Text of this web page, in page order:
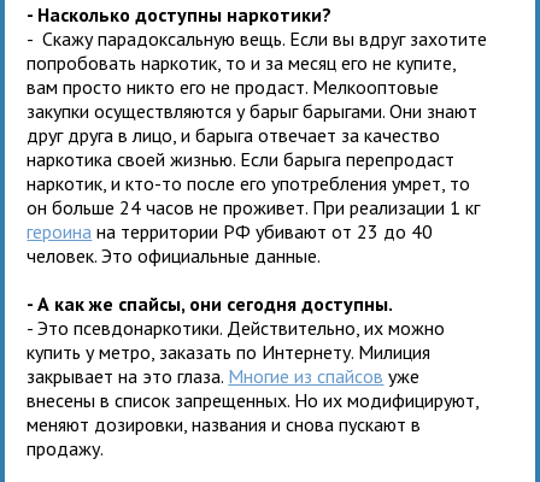
- Насколько доступны наркотики?
- Скажу парадоксальную вещь. Если вы вдруг захотите
попробовать наркотик, то и за месяц его не купите,
вам просто никто его не продаст. Мелкооптовые
закупки осуществляются у барыг барыгами. Они знают
друг друга в лицо, и барыга отвечает за качество
наркотика своей жизнью. Если барыга перепродаст
наркотик, и кто-то после его употребления умрет, то
он больше 24 часов не проживет. При реализации 1 кг
героина на территории РФ убивают от 23 до 40
человек. Это официальные данные.
- А как же спайсы, они сегодня доступны.
- Это псевдонаркотики. Действительно, их можно
купить у метро, заказать по Интернету. Милиция
закрывает на это глаза. Многие из спайсов уже
внесены в список запрещенных. Но их модифицируют,
меняют дозировки, названия и снова пускают в
продажу.